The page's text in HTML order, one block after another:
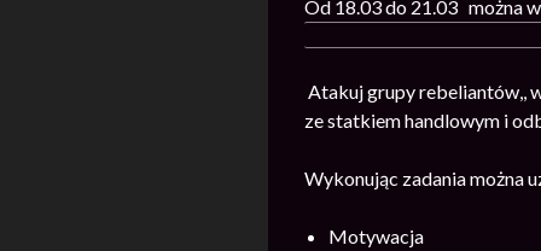
Od 18.03 do 21.03 można
Atakuj grupy rebeliantów,,
ze statkiem handlowym i
Wykonując zadania można
Motywacja